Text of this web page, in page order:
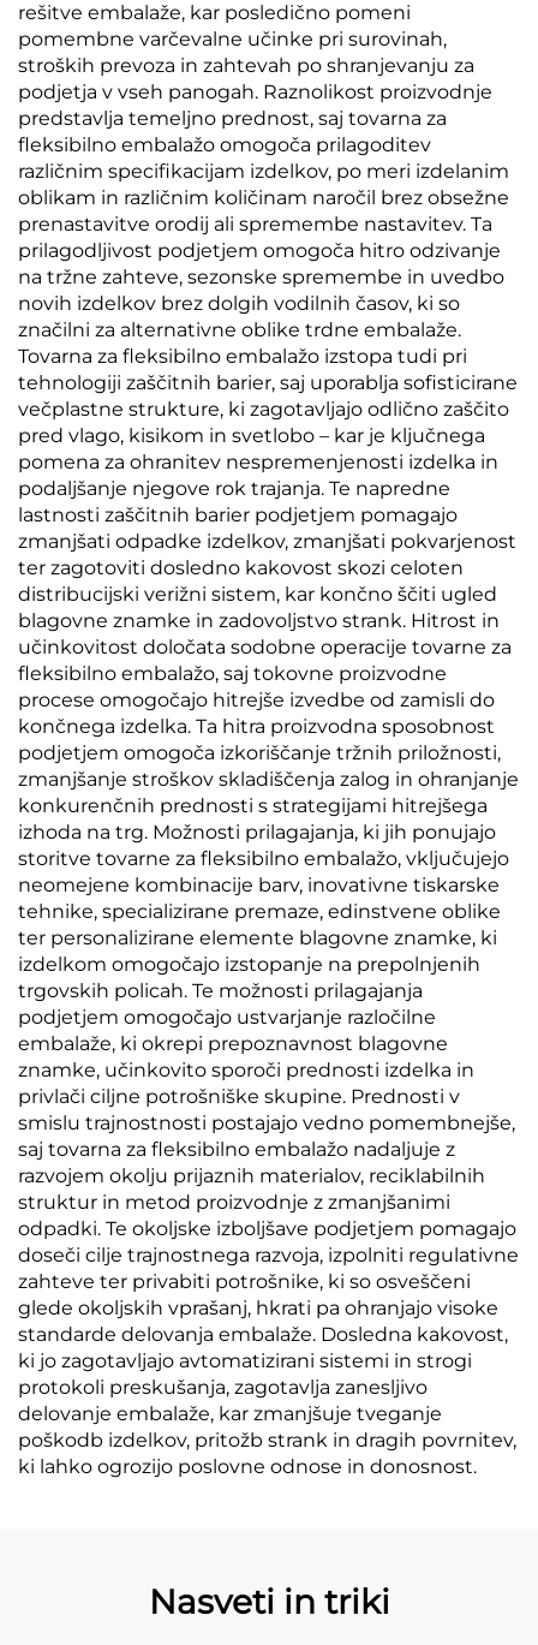
rešitve embalaže, kar posledično pomeni
pomembne varčevalne učinke pri surovinah,
stroških prevoza in zahtevah po shranjevanju za
podjetja v vseh panogah. Raznolikost proizvodnje
predstavlja temeljno prednost, saj tovarna za
fleksibilno embalažo omogoča prilagoditev
različnim specifikacijam izdelkov, po meri izdelanim
oblikam in različnim količinam naročil brez obsežne
prenastavitve orodij ali spremembe nastavitev. Ta
prilagodljivost podjetjem omogoča hitro odzivanje
na tržne zahteve, sezonske spremembe in uvedbo
novih izdelkov brez dolgih vodilnih časov, ki so
značilni za alternativne oblike trdne embalaže.
Tovarna za fleksibilno embalažo izstopa tudi pri
tehnologiji zaščitnih barier, saj uporablja sofisticirane
večplastne strukture, ki zagotavljajo odlično zaščito
pred vlago, kisikom in svetlobo – kar je ključnega
pomena za ohranitev nespremenjenosti izdelka in
podaljšanje njegove rok trajanja. Te napredne
lastnosti zaščitnih barier podjetjem pomagajo
zmanjšati odpadke izdelkov, zmanjšati pokvarjenost
ter zagotoviti dosledno kakovost skozi celoten
distribucijski verižni sistem, kar končno ščiti ugled
blagovne znamke in zadovoljstvo strank. Hitrost in
učinkovitost določata sodobne operacije tovarne za
fleksibilno embalažo, saj tokovne proizvodne
procese omogočajo hitrejše izvedbe od zamisli do
končnega izdelka. Ta hitra proizvodna sposobnost
podjetjem omogoča izkoriščanje tržnih priložnosti,
zmanjšanje stroškov skladiščenja zalog in ohranjanje
konkurenčnih prednosti s strategijami hitrejšega
izhoda na trg. Možnosti prilagajanja, ki jih ponujajo
storitve tovarne za fleksibilno embalažo, vključujejo
neomejene kombinacije barv, inovativne tiskarske
tehnike, specializirane premaze, edinstvene oblike
ter personalizirane elemente blagovne znamke, ki
izdelkom omogočajo izstopanje na prepolnjenih
trgovskih policah. Te možnosti prilagajanja
podjetjem omogočajo ustvarjanje razločilne
embalaže, ki okrepi prepoznavnost blagovne
znamke, učinkovito sporoči prednosti izdelka in
privlači ciljne potrošniške skupine. Prednosti v
smislu trajnostnosti postajajo vedno pomembnejše,
saj tovarna za fleksibilno embalažo nadaljuje z
razvojem okolju prijaznih materialov, reciklabilnih
struktur in metod proizvodnje z zmanjšanimi
odpadki. Te okoljske izboljšave podjetjem pomagajo
doseči cilje trajnostnega razvoja, izpolniti regulativne
zahteve ter privabiti potrošnike, ki so osveščeni
glede okoljskih vprašanj, hkrati pa ohranjajo visoke
standarde delovanja embalaže. Dosledna kakovost,
ki jo zagotavljajo avtomatizirani sistemi in strogi
protokoli preskušanja, zagotavlja zanesljivo
delovanje embalaže, kar zmanjšuje tveganje
poškodb izdelkov, pritožb strank in dragih povrnitev,
ki lahko ogrozijo poslovne odnose in donosnost.
Nasveti in triki